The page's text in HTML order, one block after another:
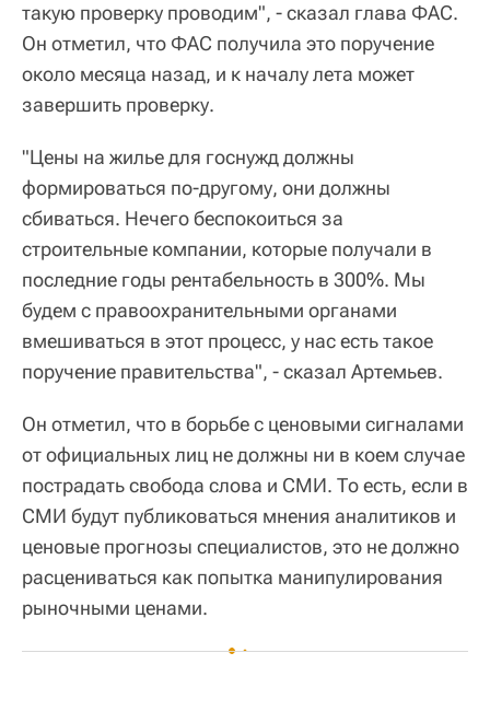
такую проверку проводим", - сказал глава ФАС.
Он отметил, что ФАС получила это поручение
около месяца назад, и к началу лета может
завершить проверку.
"Цены на жилье для госнужд должны
формироваться по-другому, они должны
сбиваться. Нечего беспокоиться за
строительные компании, которые получали в
последние годы рентабельность в 300%. Мы
будем с правоохранительными органами
вмешиваться в этот процесс, у нас есть такое
поручение правительства", - сказал Артемьев.
Он отметил, что в борьбе с ценовыми сигналами
от официальных лиц не должны ни в коем случае
пострадать свобода слова и СМИ. То есть, если в
СМИ будут публиковаться мнения аналитиков и
ценовые прогнозы специалистов, это не должно
расцениваться как попытка манипулирования
рыночными ценами.